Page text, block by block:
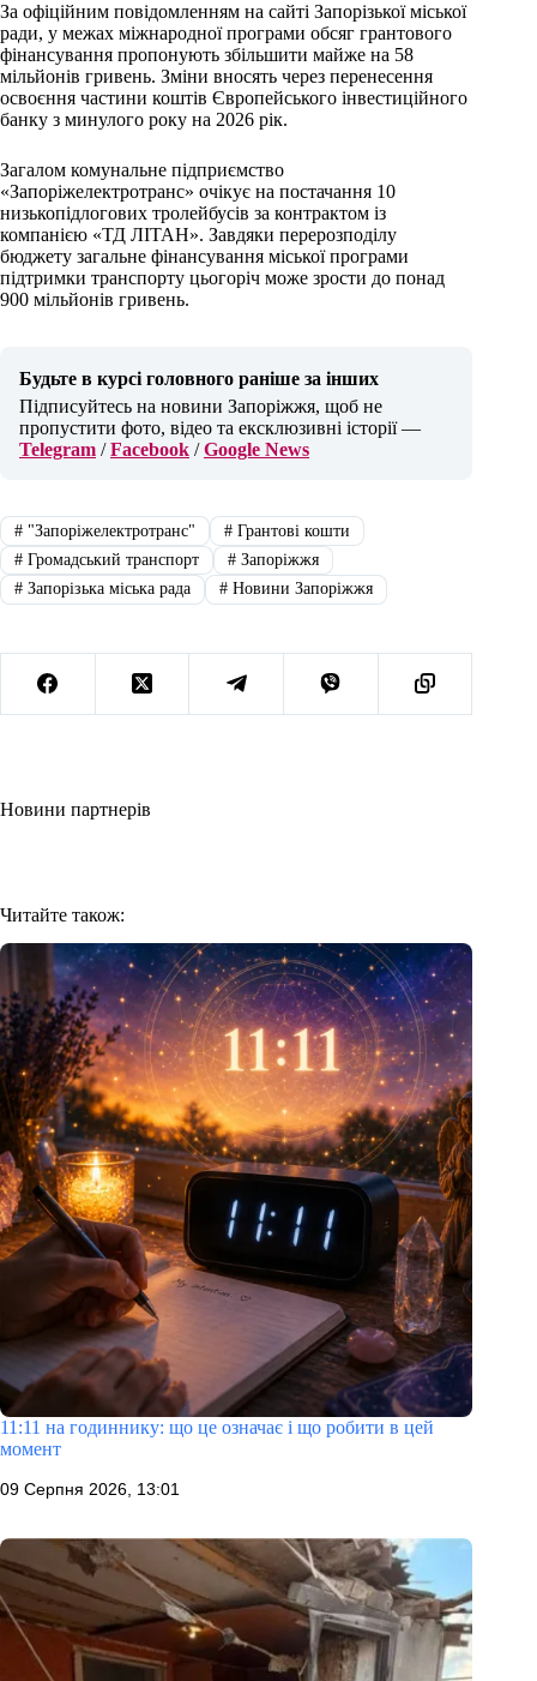
За офіційним повідомленням на сайті Запорізької міської
ради, у межах міжнародної програми обсяг грантового
фінансування пропонують збільшити майже на 58
мільйонів гривень. Зміни вносять через перенесення
освоєння частини коштів Європейського інвестиційного
банку з минулого року на 2026 рік.
Загалом комунальне підприємство
«Запоріжелектротранс» очікує на постачання 10
низькопідлогових тролейбусів за контрактом із
компанією «ТД ЛІТАН». Завдяки перерозподілу
бюджету загальне фінансування міської програми
підтримки транспорту цьогоріч може зрости до понад
900 мільйонів гривень.
Будьте в курсі головного раніше за інших
Підписуйтесь на новини Запоріжжя, щоб не
пропустити фото, відео та ексклюзивні історії —
Telegram /Facebook /Google News
#"Запоріжелектротранс" #Грантові кошти
#Громадський транспорт #Запоріжжя
#Запорізька міська рада #Новини Запоріжжя
Новини партнерів
Читайте також:
11:11 на годиннику: що це означає і що робити в цей
момент
09 Серпня 2026, 13:01